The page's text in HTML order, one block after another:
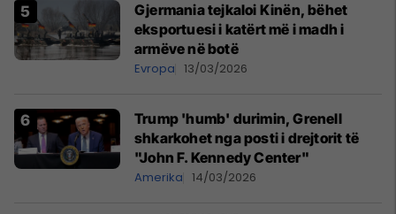
Gjermania tejkaloi Kinën, bëhet
eksportuesi i katërt më i madh i
armëve në botë
Evropa 13/03/2026
Trump 'humb' durimin, Grenell
shkarkohet nga posti i drejtorit të
"John F. Kennedy Center"
Amerika 14/03/2026